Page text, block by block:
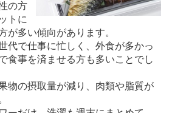
の方
トに
が多い傾向があります。
代で仕事に忙しく、外食が多かっ
食事を済ませる方も多いことでし
物の摂取量が減り、肉類や脂質が